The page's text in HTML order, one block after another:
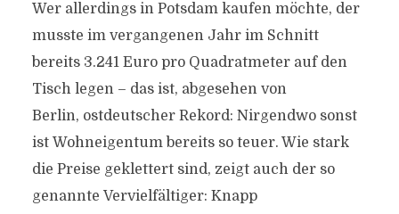
Wer allerdings in Potsdam kaufen möchte, der
musste im vergangenen Jahr im Schnitt
bereits 3.241 Euro pro Quadratmeter auf den
Tisch legen – das ist, abgesehen von
Berlin, ostdeutscher Rekord: Nirgendwo sonst
ist Wohneigentum bereits so teuer. Wie stark
die Preise geklettert sind, zeigt auch der so
genannte Vervielfältiger: Knapp